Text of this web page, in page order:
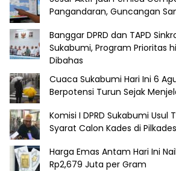
Pangandaran, Guncangan
Banggar DPRD dan TAPD
Sukabumi, Program Prioritas
Dibahas
Cuaca Sukabumi Hari Ini 6
Berpotensi Turun Sejak
Komisi I DPRD Sukabumi Usul
Syarat Calon Kades di
Harga Emas Antam Hari Ini
Rp2,679 Juta per Gram